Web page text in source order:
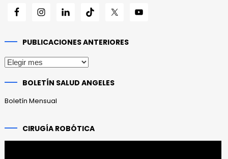
PUBLICACIONES ANTERIORES
Publicaciones
BOLETÍN SALUD ANGELES
Boletín Mensual
CIRUGÍA ROBÓTICA